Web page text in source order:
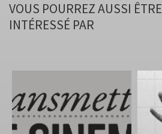
VOUS POURREZ AUSSI ÊTRE
INTÉRESSÉ PAR